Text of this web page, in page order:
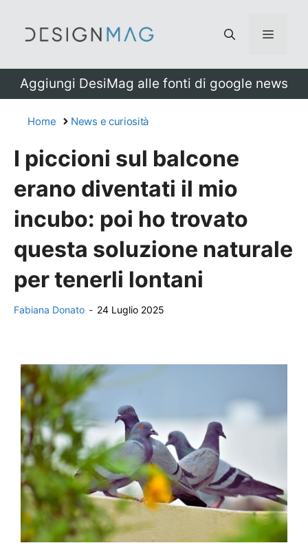
Menu
Aggiungi DesiMag alle fonti di google news
Home News e curiosità
I piccioni sul balcone
erano diventati il mio
incubo: poi ho trovato
questa soluzione naturale
per tenerli lontani
Fabiana Donato - 24 Luglio 2025